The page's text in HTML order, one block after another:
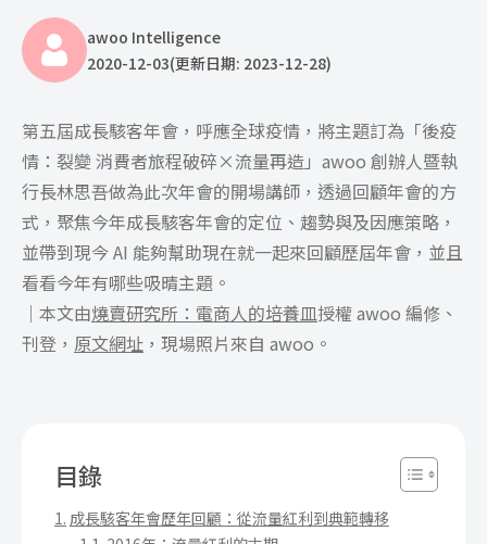
awoo Intelligence
2020-12-03(更新日期: 2023-12-28)
第五屆成長駭客年會，呼應全球疫情，將主題訂為「後疫
情：裂變 消費者旅程破碎×流量再造」awoo 創辦人暨執
行長林思吾做為此次年會的開場講師，透過回顧年會的方
式，聚焦今年成長駭客年會的定位、趨勢與及因應策略，
並帶到現今 AI 能夠幫助現在就一起來回顧歷屆年會，並且
看看今年有哪些吸晴主題。
｜本文由燒賣研究所：電商人的培養皿授權 awoo 編修、
刊登， 原文網址 ，現場照片來自 awoo。
目錄
成長駭客年會歷年回顧：從流量紅利到典範轉移